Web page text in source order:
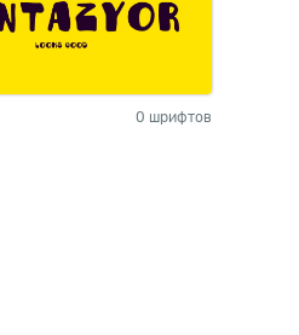
0 шрифтов